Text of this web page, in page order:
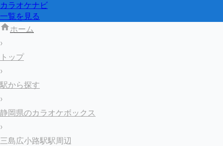
カラオケナビ
一覧を見る
ホーム
›
トップ
›
駅から探す
›
静岡県のカラオケボックス
›
三島広小路駅駅周辺